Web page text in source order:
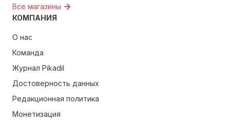
Все магазины
КОМПАНИЯ
О нас
Команда
Журнал Pikadil
Достоверность данных
Редакционная политика
Монетизация